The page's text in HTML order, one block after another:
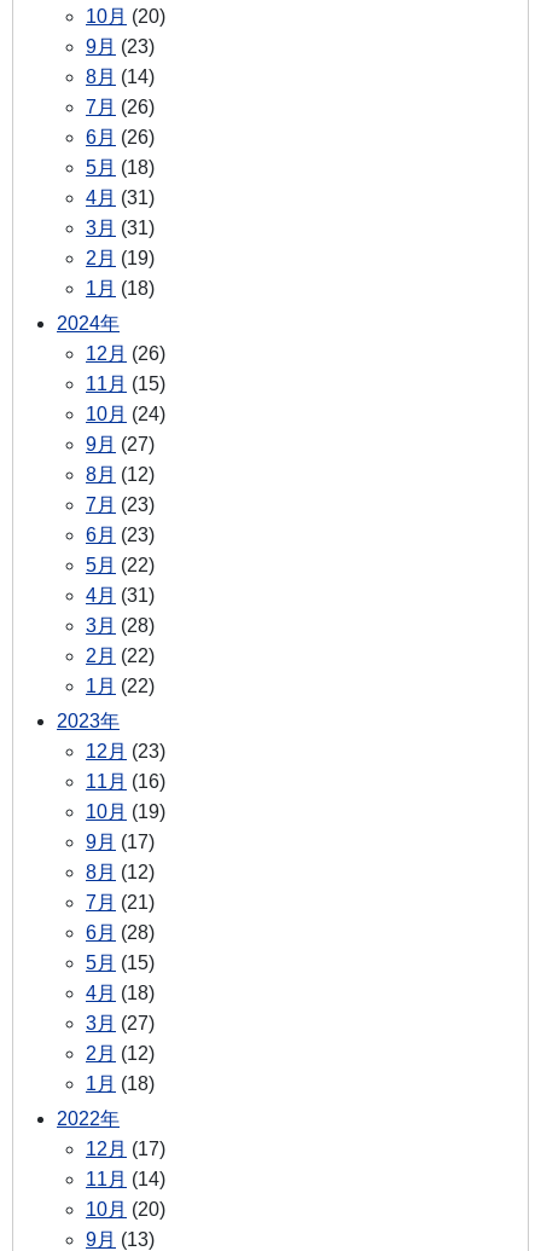
10月 (20)
9月 (23)
8月 (14)
7月 (26)
6月 (26)
5月 (18)
4月 (31)
3月 (31)
2月 (19)
1月 (18)
2024年
12月 (26)
11月 (15)
10月 (24)
9月 (27)
8月 (12)
7月 (23)
6月 (23)
5月 (22)
4月 (31)
3月 (28)
2月 (22)
1月 (22)
2023年
12月 (23)
11月 (16)
10月 (19)
9月 (17)
8月 (12)
7月 (21)
6月 (28)
5月 (15)
4月 (18)
3月 (27)
2月 (12)
1月 (18)
2022年
12月 (17)
11月 (14)
10月 (20)
9月 (13)